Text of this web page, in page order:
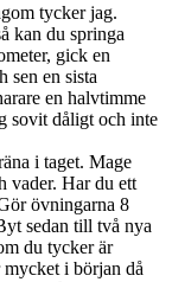
tycker jag.
kan du springa
gick en
sen en sista
en halvtimme
sovit dåligt och inte
i taget. Mage
vader. Har du ett
övningarna 8
sedan till två nya
du tycker är
i början då